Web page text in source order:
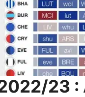
23 :